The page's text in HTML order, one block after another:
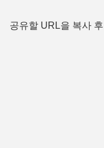
공유할 URL을 복사